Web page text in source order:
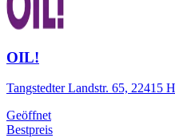
OIL!
Tangstedter Landstr. 65, 22415
Geöffnet
Bestpreis